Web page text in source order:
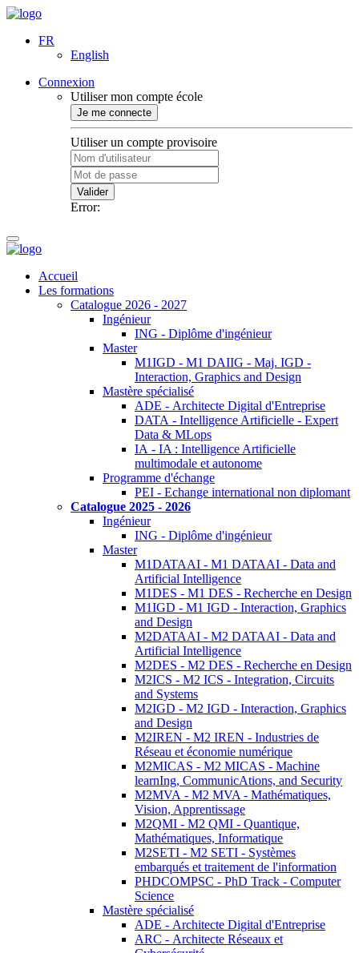
FR
English
Connexion
Utiliser mon compte école
Je me connecte
Utiliser un compte provisoire
Valider
Error:
Accueil
Les formations
Catalogue 2026 - 2027
Ingénieur
ING - Diplôme d'ingénieur
Master
M1IGD - M1 DAIIG - Maj. IGD -
Interaction, Graphics and Design
Mastère spécialisé
ADE - Architecte Digital d'Entreprise
DATA - Intelligence Artificielle - Expert
Data & MLops
IA - IA : Intelligence Artificielle
multimodale et autonome
Programme d'échange
PEI - Echange international non diplomant
Catalogue 2025 - 2026
Ingénieur
ING - Diplôme d'ingénieur
Master
M1DATAAI - M1 DATAAI - Data and
Artificial Intelligence
M1DES - M1 DES - Recherche en Design
M1IGD - M1 IGD - Interaction, Graphics
and Design
M2DATAAI - M2 DATAAI - Data and
Artificial Intelligence
M2DES - M2 DES - Recherche en Design
M2ICS - M2 ICS - Integration, Circuits
and Systems
M2IGD - M2 IGD - Interaction, Graphics
and Design
M2IREN - M2 IREN - Industries de
Réseau et économie numérique
M2MICAS - M2 MICAS - Machine
learnIng, CommunicAtions, and Security
M2MVA - M2 MVA - Mathématiques,
Vision, Apprentissage
M2QMI - M2 QMI - Quantique,
Mathématiques, Informatique
M2SETI - M2 SETI - Systèmes
embarqués et traitement de l'information
PHDCOMPSC - PhD Track - Computer
Science
Mastère spécialisé
ADE - Architecte Digital d'Entreprise
ARC - Architecte Réseaux et